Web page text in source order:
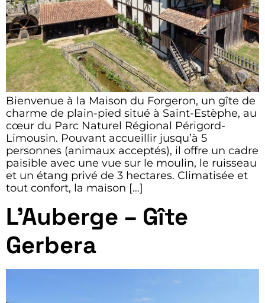
Bienvenue à la Maison du Forgeron, un gîte de
charme de plain-pied situé à Saint-Estèphe, au
cœur du Parc Naturel Régional Périgord-
Limousin. Pouvant accueillir jusqu’à 5
personnes (animaux acceptés), il offre un cadre
paisible avec une vue sur le moulin, le ruisseau
et un étang privé de 3 hectares. Climatisée et
tout confort, la maison […]
L’Auberge – Gîte
Gerbera